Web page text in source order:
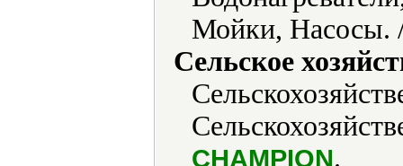
Мойки, Насосы.
Сельское
CHAMPION.